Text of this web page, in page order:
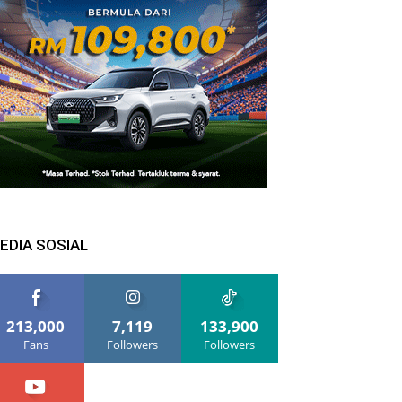
SOSIAL
213,000
Fans
7,119
Followers
133,900
Followers